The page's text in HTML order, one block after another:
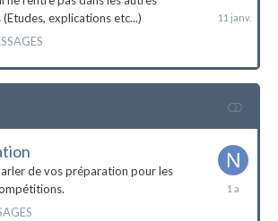
explications etc...)
de vos préparation pour les
14